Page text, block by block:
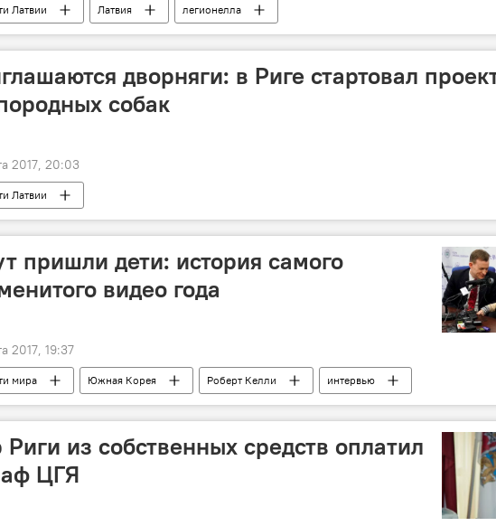
Латвии Латвия легионелла
дворняги: в Риге стартовал
собак
2017, 20:03
Латвии
пришли дети: история самого
видео года
2017, 19:37
мира Южная Корея Роберт Келли интервью
из собственных средств оплатил
ЦГЯ